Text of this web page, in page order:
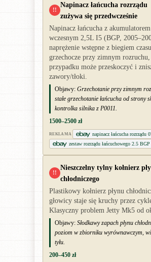
!!
Napinacz łańcucha rozrządu
zużywa się przedwcześnie
Napinacz łańcucha z
wczesnym 2,5L I5 (BGP,
naprężenie wstępne z biegiem
grzechocze przy zimnym
przypadku może przeskoczyć i
zawory/tłoki.
Objawy: Grzechotanie przy zimnym
stałe grzechotanie łańcucha od strony
kontrolka silnika z P0011.
1500–2500 zł
REKLAMA
napinacz łańcucha rozrządu
zestaw rozrządu łańcuchowego 2.5 BGP
!!
Nieszczelny tylny kołnierz
chłodniczego
Plastikowy kołnierz płynu
głowicy staje się kruchy przez
Klasyczny problem Jetty Mk5 od
Objawy: Słodkawy zapach płynu
poziom w zbiorniku wyrównawczym,
tyłu.
200–450 zł